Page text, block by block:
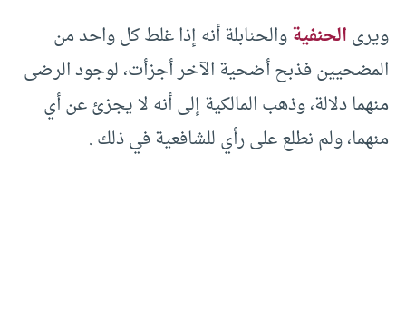
ويرىالحنفيةوالحنابلة أنه إذا غلط كل واحد من
المضحيين فذبح أضحية الآخر أجزأت، لوجود الرضى
منهما دلالة، وذهب المالكية إلى أنه لا يجزئ عن أي
منهما، ولم نطلع على رأي للشافعية في ذلك .